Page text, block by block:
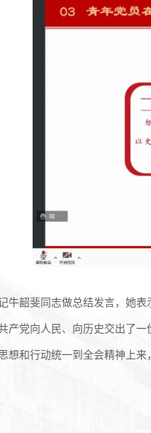
牛韶斐同志做总结发言，她表
产党向人民、向历史交出了
想和行动统一到全会精神上